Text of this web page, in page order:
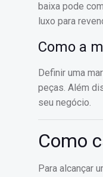
baixa pode
luxo para
Como a
Definir uma
peças. Além
seu negócio.
Como
Para alcançar